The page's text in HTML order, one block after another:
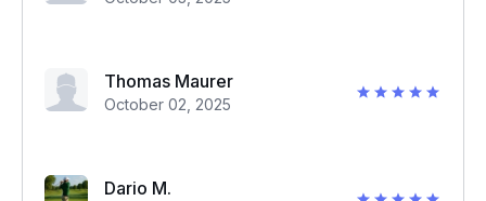
Thomas Maurer
October 02, 2025
Dario M.